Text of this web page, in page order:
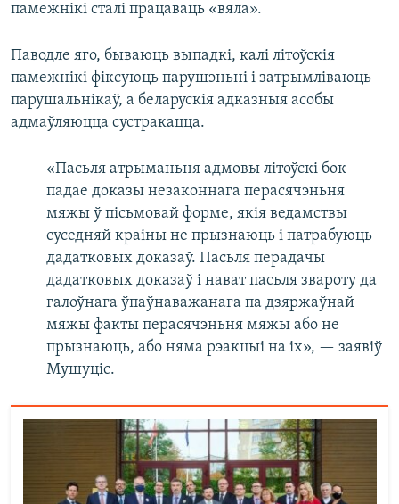
памежнікі сталі працаваць «вяла».
Паводле яго, бываюць выпадкі, калі літоўскія
памежнікі фіксуюць парушэньні і затрымліваюць
парушальнікаў, а беларускія адказныя асобы
адмаўляюцца сустракацца.
«Пасьля атрыманьня адмовы літоўскі бок
падае доказы незаконнага перасячэньня
мяжы ў пісьмовай форме, якія ведамствы
суседняй краіны не прызнаюць і патрабуюць
дадатковых доказаў. Пасьля перадачы
дадатковых доказаў і нават пасьля звароту да
галоўнага ўпаўнаважанага па дзяржаўнай
мяжы факты перасячэньня мяжы або не
прызнаюць, або няма рэакцыі на іх», — заявіў
Мушуціс.